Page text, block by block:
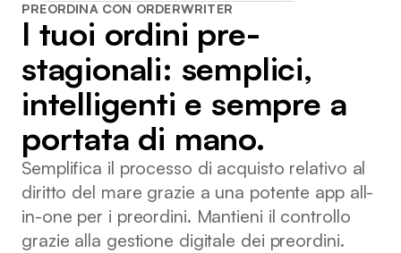
PREORDINA CON ORDERWRITER
I tuoi ordini pre-
stagionali: semplici,
intelligenti e sempre a
portata di mano.
Semplifica il processo di acquisto relativo al
diritto del mare grazie a una potente app all-
in-one per i preordini. Mantieni il controllo
grazie alla gestione digitale dei preordini.